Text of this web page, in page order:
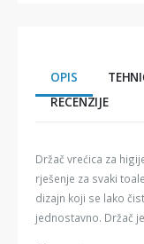
OPIS
RECENZIJE
Držač vrećica za
rješenje za svaki
dizajn koji se lako
jednostavno. Držač